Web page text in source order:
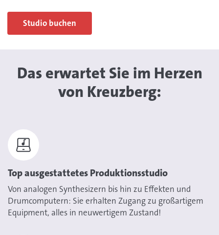
Studio buchen
Das erwartet Sie im Herzen
von Kreuzberg:
Top ausgestattetes Produktionsstudio
Von analogen Synthesizern bis hin zu Effekten und
Drumcomputern: Sie erhalten Zugang zu großartigem
Equipment, alles in neuwertigem Zustand!